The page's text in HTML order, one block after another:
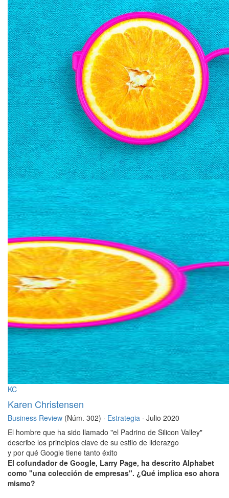
KC
Karen Christensen
Business Review (Núm. 302) · Estrategia · Julio 2020
El hombre que ha sido llamado "el Padrino de Silicon Valley"
describe los principios clave de su estilo de liderazgo
y por qué Google tiene tanto éxito
El cofundador de Google, Larry Page, ha descrito Alphabet
como "una colección de empresas". ¿Qué implica eso ahora
mismo?